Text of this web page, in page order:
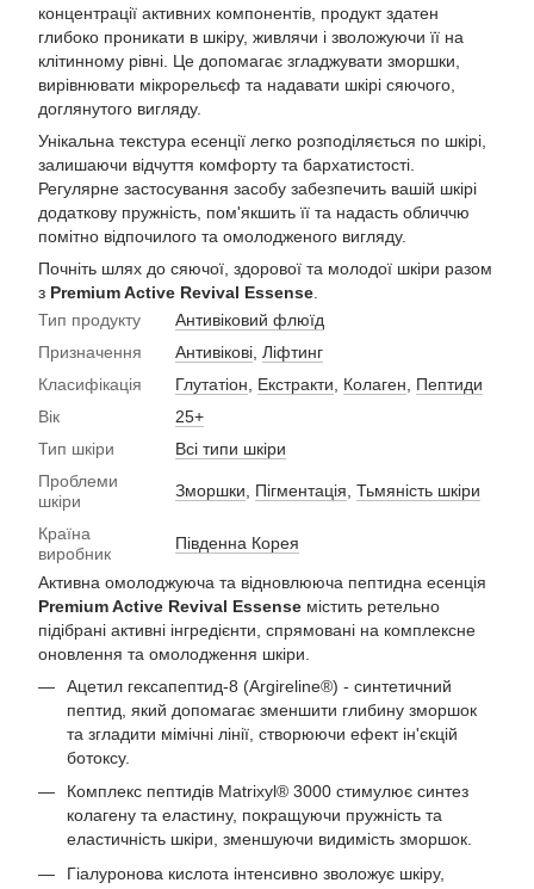
концентрації активних компонентів, продукт здатен
глибоко проникати в шкіру, живлячи і зволожуючи її на
клітинному рівні. Це допомагає згладжувати зморшки,
вирівнювати мікрорельєф та надавати шкірі сяючого,
доглянутого вигляду.
Унікальна текстура есенції легко розподіляється по шкірі,
залишаючи відчуття комфорту та бархатистості.
Регулярне застосування засобу забезпечить вашій шкірі
додаткову пружність, пом'якшить її та надасть обличчю
помітно відпочилого та омолодженого вигляду.
Почніть шлях до сяючої, здорової та молодої шкіри разом
з Premium Active Revival Essense
Тип продукту
Антивіковий флюїд
Призначення
Антивікові Ліфтинг
Класифікація
Глутатіон Екстракти Колаген
Пептиди
Вік
25+
Тип шкіри
Всі типи шкіри
Проблеми
шкіри
Зморшки Пігментація Тьмяність шкіри
Країна
виробник
Південна Корея
Активна омолоджуюча та відновлююча пептидна есенція
Premium Active Revival Essense містить ретельно
підібрані активні інгредієнти, спрямовані на комплексне
оновлення та омолодження шкіри.
Ацетил гексапептид-8 (Argireline®) - синтетичний
пептид, який допомагає зменшити глибину зморшок
та згладити мімічні лінії, створюючи ефект ін'єкцій
ботоксу.
Комплекс пептидів Matrixyl® 3000 стимулює синтез
колагену та еластину, покращуючи пружність та
еластичність шкіри, зменшуючи видимість зморшок.
Гіалуронова кислота інтенсивно зволожує шкіру,